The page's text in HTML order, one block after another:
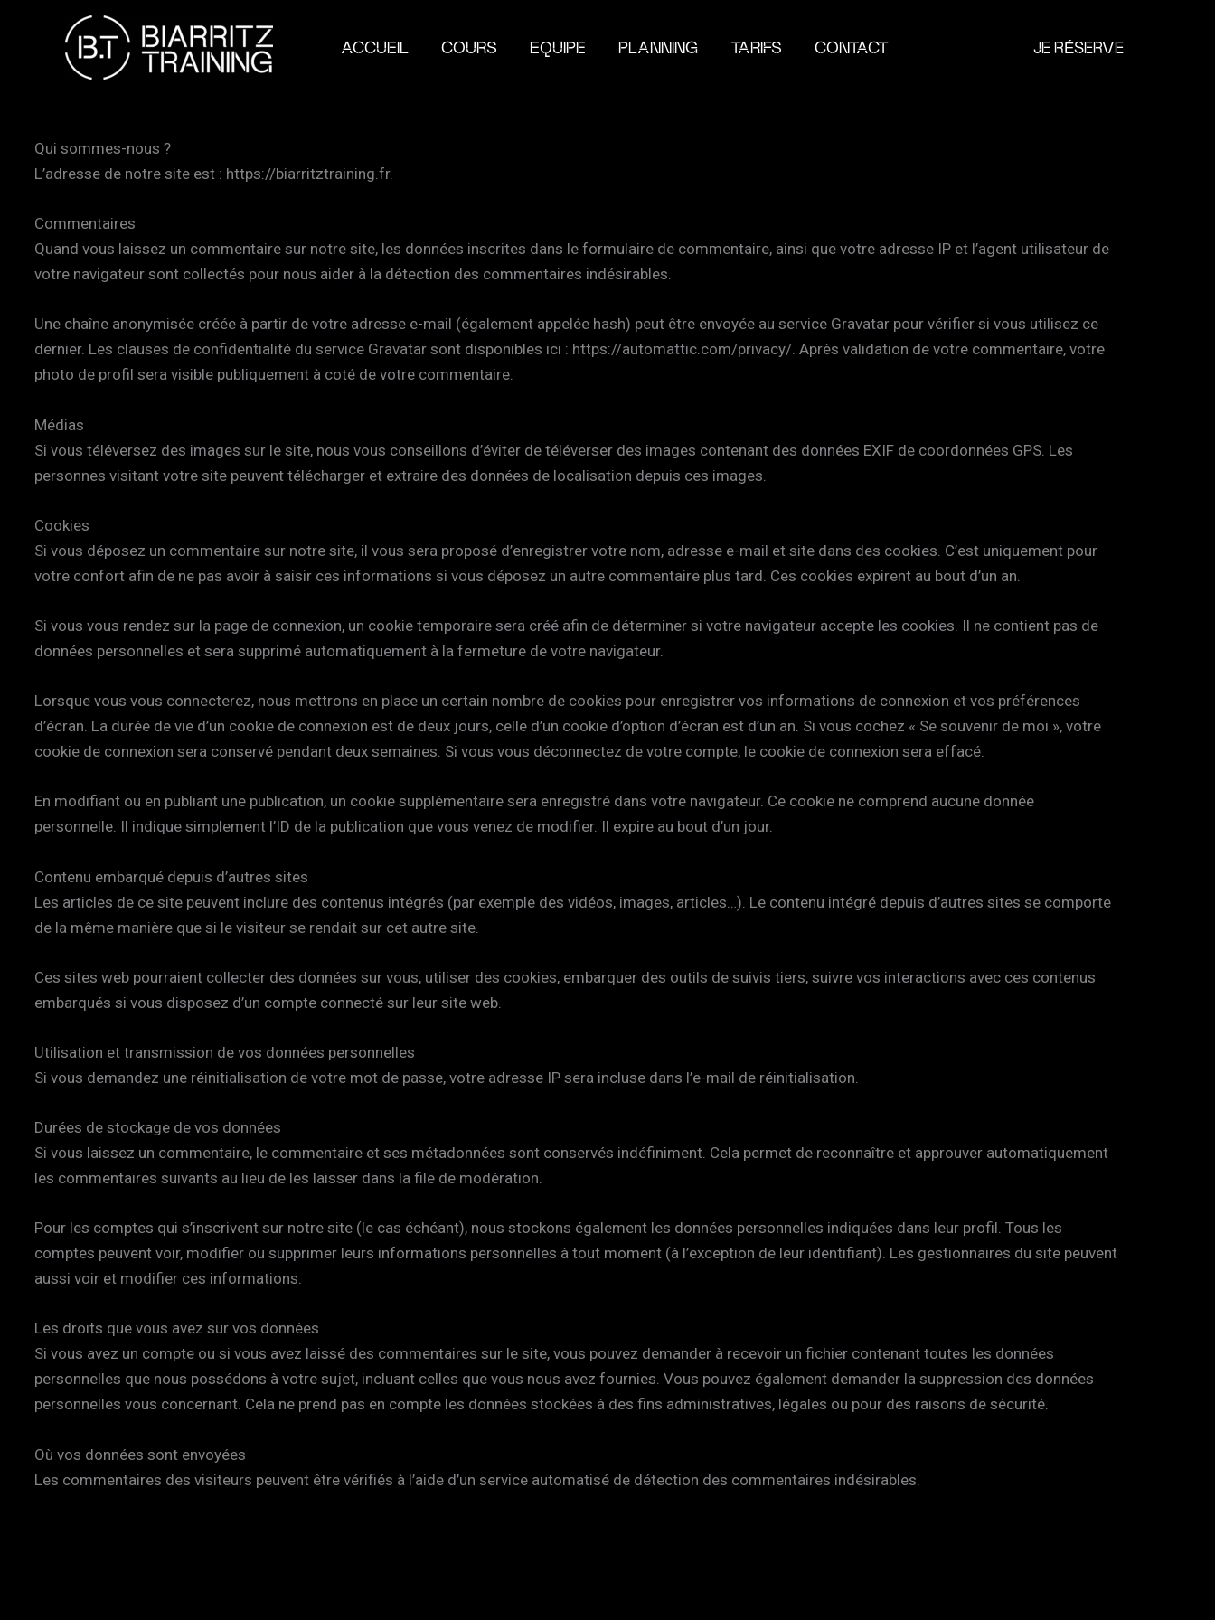
ACCUEIL COURS EQUIPE PLANNING TARIFS CONTACT JE RÉSERVE
Qui sommes-nous ?
L’adresse de notre site est : https://biarritztraining.fr.
Commentaires
Quand vous laissez un commentaire sur notre site, les données inscrites dans le formulaire de commentaire, ainsi que votre adresse IP et l’agent utilisateur de
votre navigateur sont collectés pour nous aider à la détection des commentaires indésirables.
Une chaîne anonymisée créée à partir de votre adresse e-mail (également appelée hash) peut être envoyée au service Gravatar pour vérifier si vous utilisez ce
dernier. Les clauses de confidentialité du service Gravatar sont disponibles ici : https://automattic.com/privacy/. Après validation de votre commentaire, votre
photo de profil sera visible publiquement à coté de votre commentaire.
Médias
Si vous téléversez des images sur le site, nous vous conseillons d’éviter de téléverser des images contenant des données EXIF de coordonnées GPS. Les
personnes visitant votre site peuvent télécharger et extraire des données de localisation depuis ces images.
Cookies
Si vous déposez un commentaire sur notre site, il vous sera proposé d’enregistrer votre nom, adresse e-mail et site dans des cookies. C’est uniquement pour
votre confort afin de ne pas avoir à saisir ces informations si vous déposez un autre commentaire plus tard. Ces cookies expirent au bout d’un an.
Si vous vous rendez sur la page de connexion, un cookie temporaire sera créé afin de déterminer si votre navigateur accepte les cookies. Il ne contient pas de
données personnelles et sera supprimé automatiquement à la fermeture de votre navigateur.
Lorsque vous vous connecterez, nous mettrons en place un certain nombre de cookies pour enregistrer vos informations de connexion et vos préférences
d’écran. La durée de vie d’un cookie de connexion est de deux jours, celle d’un cookie d’option d’écran est d’un an. Si vous cochez « Se souvenir de moi », votre
cookie de connexion sera conservé pendant deux semaines. Si vous vous déconnectez de votre compte, le cookie de connexion sera effacé.
En modifiant ou en publiant une publication, un cookie supplémentaire sera enregistré dans votre navigateur. Ce cookie ne comprend aucune donnée
personnelle. Il indique simplement l’ID de la publication que vous venez de modifier. Il expire au bout d’un jour.
Contenu embarqué depuis d’autres sites
Les articles de ce site peuvent inclure des contenus intégrés (par exemple des vidéos, images, articles…). Le contenu intégré depuis d’autres sites se comporte
de la même manière que si le visiteur se rendait sur cet autre site.
Ces sites web pourraient collecter des données sur vous, utiliser des cookies, embarquer des outils de suivis tiers, suivre vos interactions avec ces contenus
embarqués si vous disposez d’un compte connecté sur leur site web.
Utilisation et transmission de vos données personnelles
Si vous demandez une réinitialisation de votre mot de passe, votre adresse IP sera incluse dans l’e-mail de réinitialisation.
Durées de stockage de vos données
Si vous laissez un commentaire, le commentaire et ses métadonnées sont conservés indéfiniment. Cela permet de reconnaître et approuver automatiquement
les commentaires suivants au lieu de les laisser dans la file de modération.
Pour les comptes qui s’inscrivent sur notre site (le cas échéant), nous stockons également les données personnelles indiquées dans leur profil. Tous les
comptes peuvent voir, modifier ou supprimer leurs informations personnelles à tout moment (à l’exception de leur identifiant). Les gestionnaires du site peuvent
aussi voir et modifier ces informations.
Les droits que vous avez sur vos données
Si vous avez un compte ou si vous avez laissé des commentaires sur le site, vous pouvez demander à recevoir un fichier contenant toutes les données
personnelles que nous possédons à votre sujet, incluant celles que vous nous avez fournies. Vous pouvez également demander la suppression des données
personnelles vous concernant. Cela ne prend pas en compte les données stockées à des fins administratives, légales ou pour des raisons de sécurité.
Où vos données sont envoyées
Les commentaires des visiteurs peuvent être vérifiés à l’aide d’un service automatisé de détection des commentaires indésirables.